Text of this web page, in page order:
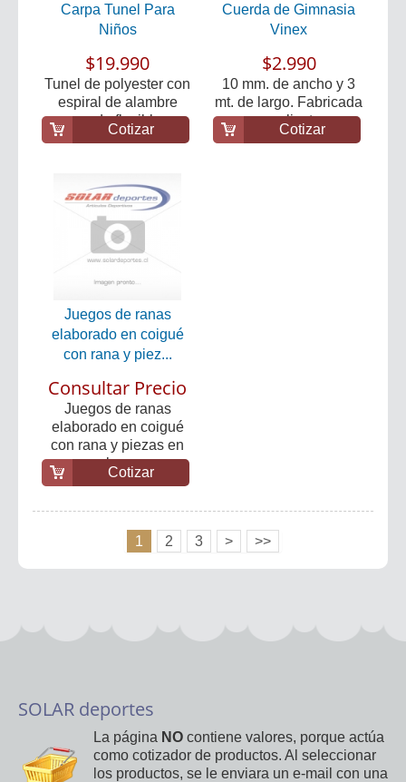
Carpa Tunel Para
Niños
$19.990
Tunel de polyester con
espiral de alambre
acerado flexible ...
Cotizar
Cuerda de Gimnasia
Vinex
$2.990
10 mm. de ancho y 3
mt. de largo. Fabricada
en poliester.
Cotizar
Juegos de ranas
elaborado en coigué
con rana y piez...
Consultar Precio
Juegos de ranas
elaborado en coigué
con rana y piezas en
br...
Cotizar
1 2 3 > >>
SOLAR deportes
La página NO contiene valores, porque actúa
como cotizador de productos. Al seleccionar
los productos, se le enviara un e-mail con una